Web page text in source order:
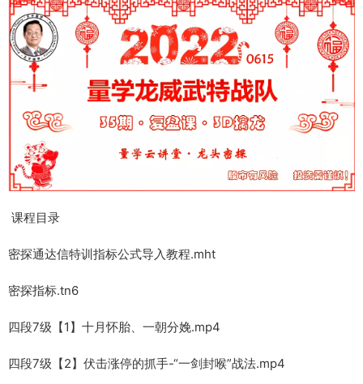
课程目录
密探通达信特训指标公式导入教程.mht
密探指标.tn6
四段7级【1】十月怀胎、一朝分娩.mp4
四段7级【2】伏击涨停的抓手-“一剑封喉”战法.mp4